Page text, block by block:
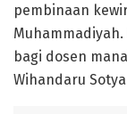
pembinaan
bagi dosen
Wihandaru